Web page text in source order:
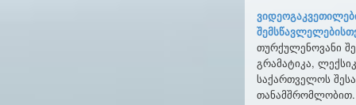
თურქულენოვანი
გრამატიკა,
საქართველოს
თანამშრომლობით.